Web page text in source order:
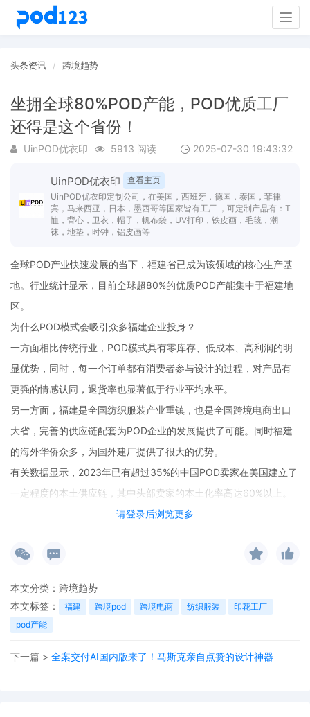
头条资讯 跨境趋势
坐拥全球80%POD产能，POD优质工厂
还得是这个省份！
UinPOD优衣印 5913 阅读 2025-07-30 19:43:32
UinPOD优衣印
查看主页
UinPOD优衣印定制公司，在美国，西班牙，德国，泰国，菲律
宾，马来西亚，日本，墨西哥等国家皆有工厂 ，可定制产品有：T
恤，背心，卫衣，帽子，帆布袋，UV打印，铁皮画，毛毯，潮
袜，地垫，时钟，铝皮画等
请登录后浏览更多
全球POD产业快速发展的当下，福建省已成为该领域的核心生产基
地。行业统计显示，目前全球超80%的优质POD产能集中于福建地
区。
为什么POD模式会吸引众多福建企业投身？
一方面相比传统行业，POD模式具有零库存、低成本、高利润的明
显优势，同时，每一个订单都有消费者参与设计的过程，对产品有
更强的情感认同，退货率也显著低于行业平均水平。
另一方面，福建是全国纺织服装产业重镇，也是全国跨境电商出口
大省，完善的供应链配套为POD企业的发展提供了可能。同时福建
的海外华侨众多，为国外建厂提供了很大的优势。
有关数据显示，2023年已有超过35%的中国POD卖家在美国建立了
一定程度的本土供应链，其中头部卖家的本土化率高达60%以上。
UinPOD优衣印全球定制公司作为福建企业，已深耕柔性定制工厂多
牙、德国、泰国、菲律宾、马来西亚等多个国家布局了本土工厂，
一件定制货通全球，48小时内即可完成生产发货。可定制产品丰富
多样，有T恤、背心、卫衣、帽子、帆布袋、UV打印、铁皮画、毛
毯、时钟、地垫、潮袜、沙滩巾、铝皮画等，还有更多新品正在持
本文分类： 跨境趋势
本文标签：
福建 跨境pod 跨境电商 纺织服装
印花工厂
pod产能
下一篇 > 全案交付AI国内版来了！马斯克亲自点赞的设计神器